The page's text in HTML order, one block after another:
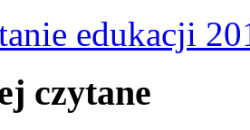
edukacji
czytane